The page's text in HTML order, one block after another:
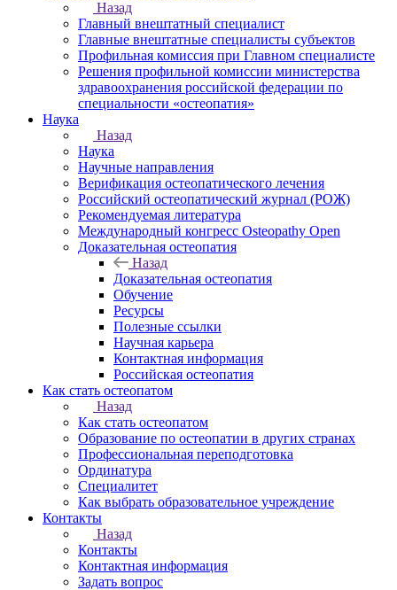
Назад
Главный внештатный специалист
Главные внештатные специалисты субъектов
Профильная комиссия при Главном специалисте
Решения профильной комиссии министерства
здравоохранения российской федерации по
специальности «остеопатия»
Наука
Назад
Наука
Научные направления
Верификация остеопатического лечения
Российский остеопатический журнал (РОЖ)
Рекомендуемая литература
Международный конгресс Osteopathy Open
Доказательная остеопатия
Назад
Доказательная остеопатия
Обучение
Ресурсы
Полезные ссылки
Научная карьера
Контактная информация
Российская остеопатия
Как стать остеопатом
Назад
Как стать остеопатом
Образование по остеопатии в других странах
Профессиональная переподготовка
Ординатура
Специалитет
Как выбрать образовательное учреждение
Контакты
Назад
Контакты
Контактная информация
Задать вопрос